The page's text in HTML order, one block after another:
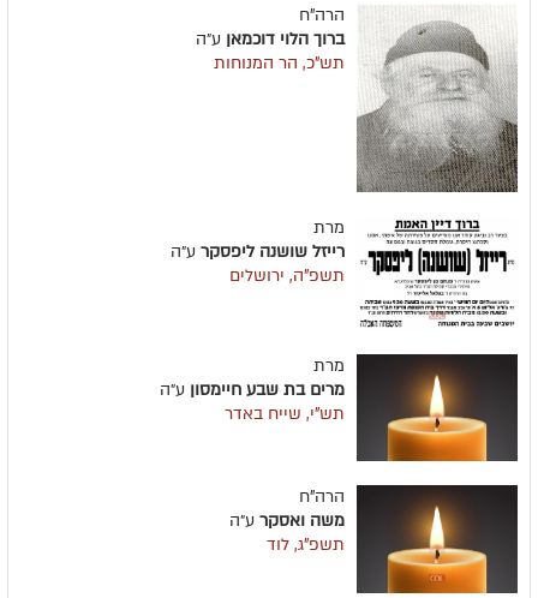
הרה"ח
ברוך הלוי דוכמאן ע״ה
תש"כ, הר המנוחות
מרת
רייזל שושנה ליפסקר ע״ה
תשפ"ה, ירושלים
מרת
מרים בת שבע חיימסון ע״ה
תש"י, שייח באדר
הרה"ח
משה ואסקר ע״ה
תשפ"ג, לוד